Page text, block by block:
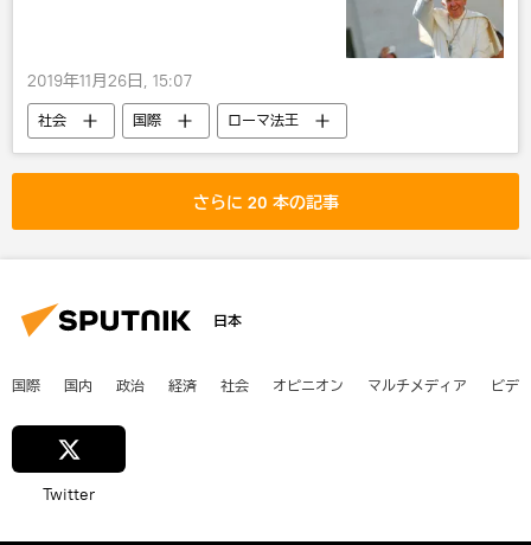
2019年11月26日, 15:07
社会 国際
ローマ法王
バチカン
さらに 20 本の記事
日本
国際 国内 政治 経済 社会 オピニオン マルチメディア ビデ
Twitter